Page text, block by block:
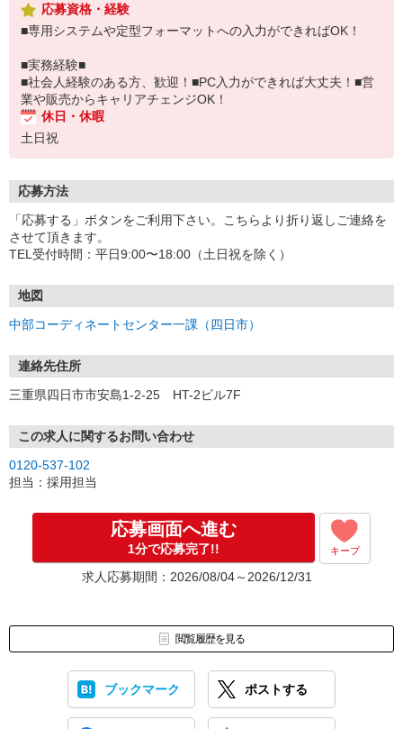
応募資格・経験
■専用システムや定型フォーマットへの入力ができればOK！
■実務経験■
■社会人経験のある方、歓迎！■PC入力ができれば大丈夫！■営
業や販売からキャリアチェンジOK！
休日・休暇
土日祝
応募方法
「応募する」ボタンをご利用下さい。こちらより折り返しご連絡を
させて頂きます。
TEL受付時間：平日9:00〜18:00（土日祝を除く）
地図
中部コーディネートセンター一課（四日市）
連絡先住所
三重県四日市市安島1-2-25 HT-2ビル7F
この求人に関するお問い合わせ
0120-537-102
担当：採用担当
応募画面へ進む
1分で応募完了!! キープ
求人応募期間：2026/08/04～2026/12/31
閲覧履歴を見る
ブックマーク ポストする